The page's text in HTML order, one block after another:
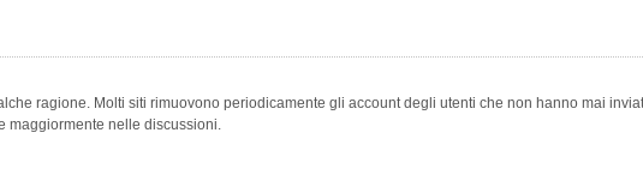
ragione. Molti siti rimuovono periodicamente gli account degli utenti che non hanno mai
maggiormente nelle discussioni.